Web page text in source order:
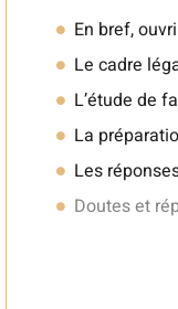
En bref,
Le cadre
L’étude de
La
Les
Doutes et